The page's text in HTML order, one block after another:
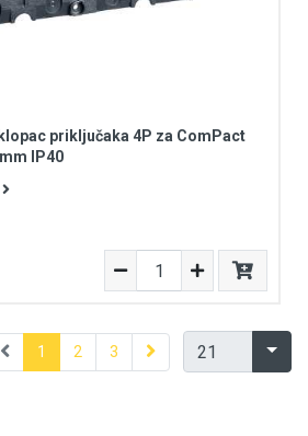
priključaka 4P za ComPact
IP40
1 2 3